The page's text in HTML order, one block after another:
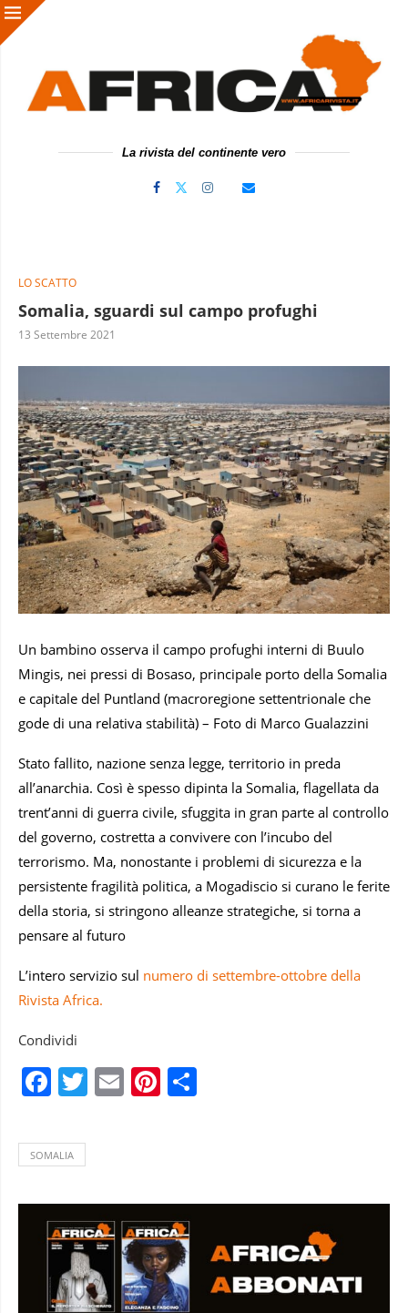
La rivista del continente vero
LO SCATTO
Somalia, sguardi sul campo profughi
13 Settembre 2021
Un bambino osserva il campo profughi interni di Buulo
Mingis, nei pressi di Bosaso, principale porto della Somalia
e capitale del Puntland (macroregione settentrionale che
gode di una relativa stabilità) – Foto di Marco Gualazzini
Stato fallito, nazione senza legge, territorio in preda
all’anarchia. Così è spesso dipinta la Somalia, flagellata da
trent’anni di guerra civile, sfuggita in gran parte al controllo
del governo, costretta a convivere con l’incubo del
terrorismo. Ma, nonostante i problemi di sicurezza e la
persistente fragilità politica, a Mogadiscio si curano le ferite
della storia, si stringono alleanze strategiche, si torna a
pensare al futuro
L’intero servizio sul numero di settembre-ottobre della
Rivista Africa.
Condividi
Facebook
Twitter
EmailPinterest
SOMALIA